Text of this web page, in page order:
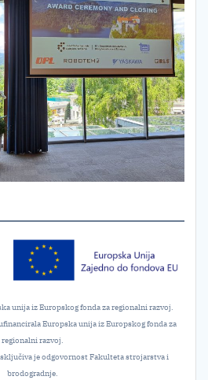
unija iz Europskog fonda za regionalni razvoj.
Europska unija iz Europskog fonda za
regionalni razvoj.
je odgovornost Fakulteta strojarstva i
brodogradnje.